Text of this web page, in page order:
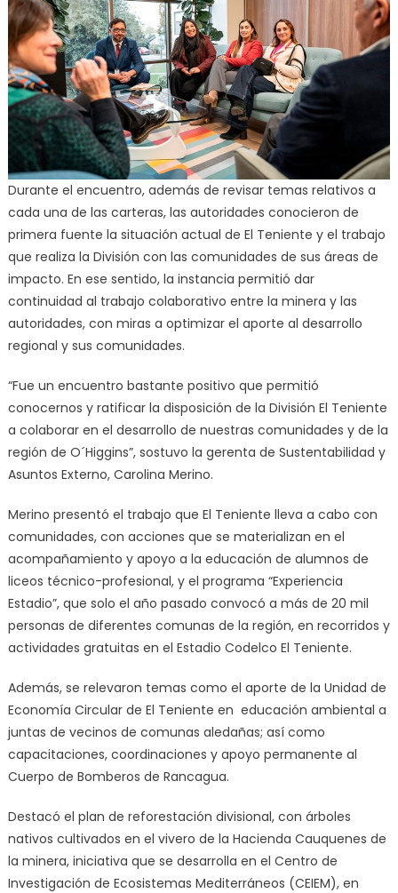
Durante el encuentro, además de revisar temas relativos a
cada una de las carteras, las autoridades conocieron de
primera fuente la situación actual de El Teniente y el trabajo
que realiza la División con las comunidades de sus áreas de
impacto. En ese sentido, la instancia permitió dar
continuidad al trabajo colaborativo entre la minera y las
autoridades, con miras a optimizar el aporte al desarrollo
regional y sus comunidades.
“Fue un encuentro bastante positivo que permitió
conocernos y ratificar la disposición de la División El Teniente
a colaborar en el desarrollo de nuestras comunidades y de la
región de O´Higgins”, sostuvo la gerenta de Sustentabilidad y
Asuntos Externo, Carolina Merino.
Merino presentó el trabajo que El Teniente lleva a cabo con
comunidades, con acciones que se materializan en el
acompañamiento y apoyo a la educación de alumnos de
liceos técnico-profesional, y el programa “Experiencia
Estadio”, que solo el año pasado convocó a más de 20 mil
personas de diferentes comunas de la región, en recorridos y
actividades gratuitas en el Estadio Codelco El Teniente.
Además, se relevaron temas como el aporte de la Unidad de
Economía Circular de El Teniente en educación ambiental a
juntas de vecinos de comunas aledañas; así como
capacitaciones, coordinaciones y apoyo permanente al
Cuerpo de Bomberos de Rancagua.
Destacó el plan de reforestación divisional, con árboles
nativos cultivados en el vivero de la Hacienda Cauquenes de
la minera, iniciativa que se desarrolla en el Centro de
Investigación de Ecosistemas Mediterráneos (CEIEM), en